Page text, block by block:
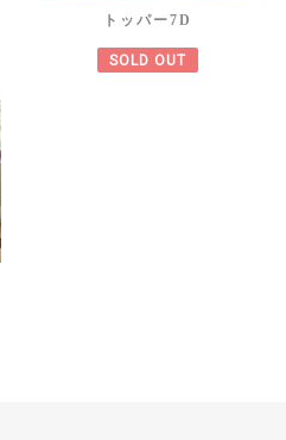
トッパー7D
SOLD OUT